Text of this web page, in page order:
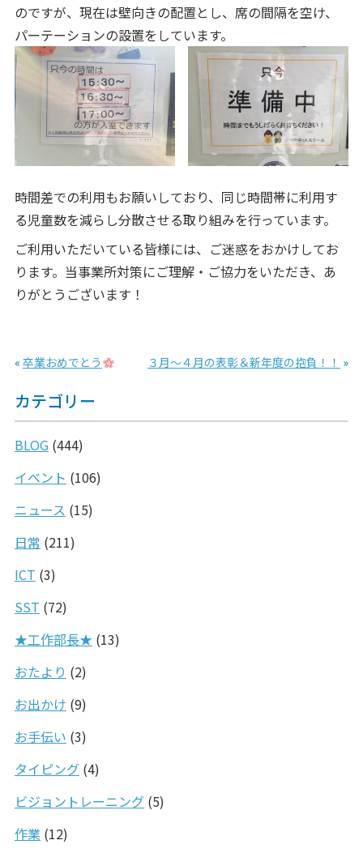
のですが、現在は壁向きの配置とし、席の間隔を空け、
パーテーションの設置をしています。
時間差での利用もお願いしており、同じ時間帯に利用す
る児童数を減らし分散させる取り組みを行っています。
ご利用いただいている皆様には、ご迷惑をおかけしてお
ります。当事業所対策にご理解・ご協力をいただき、あ
りがとうございます！
« 卒業おめでとう ３月～４月の表彰＆新年度の抱負！！ »
カテゴリー
BLOG(444)
イベント (106)
ニュース (15)
日常 (211)
ICT (3)
SST (72)
★工作部長★ (13)
おたより (2)
お出かけ (9)
お手伝い (3)
タイピング(4)
ビジョントレーニング(5)
作業(12)